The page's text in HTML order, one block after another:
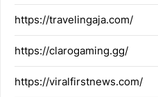
https://travelingaja.com/
https://clarogaming.gg/
https://viralfirstnews.com/